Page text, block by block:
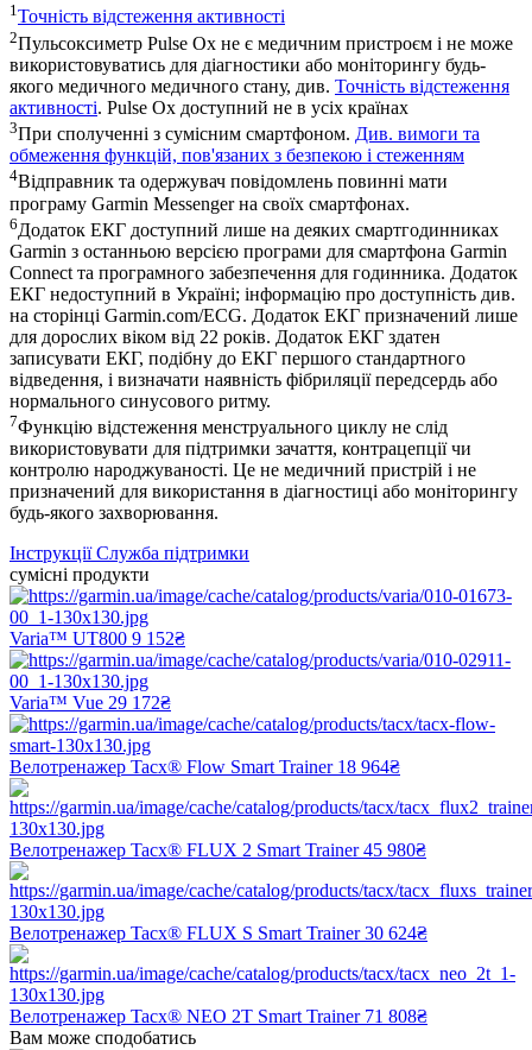
1Точність відстеження активності
2Пульсоксиметр Pulse Ox не є медичним пристроєм і не може
використовуватись для діагностики або моніторингу будь-
якого медичного медичного стану, див. Точність відстеження
активності. Pulse Ox доступний не в усіх країнах
3При сполученні з сумісним смартфоном. Див. вимоги та
обмеження функцій, пов'язаних з безпекою і стеженням
4Відправник та одержувач повідомлень повинні мати
програму Garmin Messenger на своїх смартфонах.
6Додаток ЕКГ доступний лише на деяких смартгодинниках
Garmin з останньою версією програми для смартфона Garmin
Connect та програмного забезпечення для годинника. Додаток
ЕКГ недоступний в Україні; інформацію про доступність див.
на сторінці Garmin.com/ECG. Додаток ЕКГ призначений лише
для дорослих віком від 22 років. Додаток ЕКГ здатен
записувати ЕКГ, подібну до ЕКГ першого стандартного
відведення, і визначати наявність фібриляції передсердь або
нормального синусового ритму.
7Функцію відстеження менструального циклу не слід
використовувати для підтримки зачаття, контрацепції чи
контролю народжуваності. Це не медичний пристрій і не
призначений для використання в діагностиці або моніторингу
будь-якого захворювання.
Інструкції Служба підтримки
сумісні продукти
Varia™ UT800 9 152₴
Varia™ Vue 29 172₴
Велотренажер Tacx® Flow Smart Trainer 18 964₴
Велотренажер Tacx® FLUX 2 Smart Trainer 45 980₴
Велотренажер Tacx® FLUX S Smart Trainer 30 624₴
Велотренажер Tacx® NEO 2T Smart Trainer 71 808₴
Вам може сподобатись